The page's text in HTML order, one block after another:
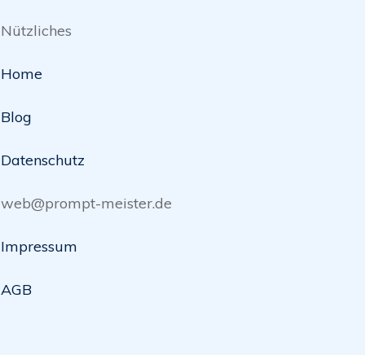
Nützliches
Home
Blog
Datenschutz
web@prompt-meister.de
Impressum
AGB